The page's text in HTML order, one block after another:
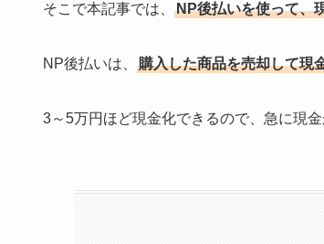
そこで本記事では、 NP後払いを使って、
NP後払いは、 購入した商品を売却して現
3～5万円ほど現金化できるので、急に現